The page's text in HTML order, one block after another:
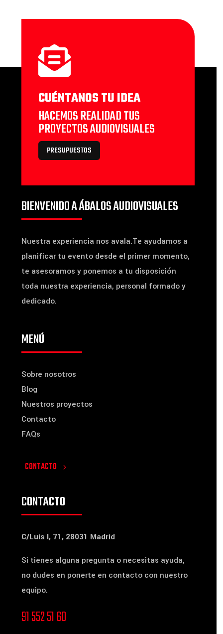

CUÉNTANOS TU IDEA
HACEMOS REALIDAD TUS
PROYECTOS AUDIOVISUALES
PRESUPUESTOS
BIENVENIDO A ÁBALOS AUDIOVISUALES
Nuestra experiencia nos avala.Te ayudamos a
planificar tu evento desde el primer momento,
te asesoramos y ponemos a tu disposición
toda nuestra experiencia, personal formado y
dedicado.
MENÚ
Sobre nosotros
Blog
Nuestros proyectos
Contacto
FAQs
CONTACTO
CONTACTO
C/Luis I, 71, 28031 Madrid
Si tienes alguna pregunta o necesitas ayuda,
no dudes en ponerte en contacto con nuestro
equipo.
91 552 51 60